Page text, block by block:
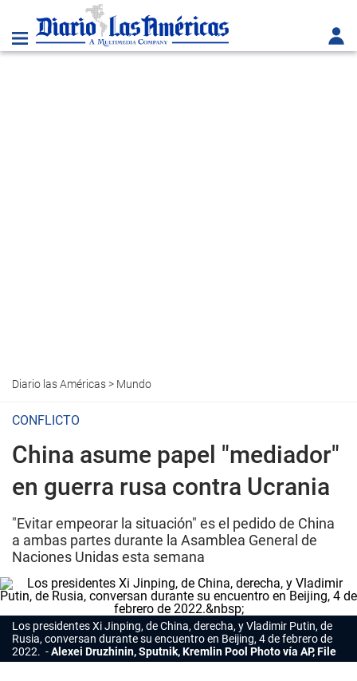
Diario las Américas> Mundo
CONFLICTO
China asume papel "mediador"
en guerra rusa contra Ucrania
"Evitar empeorar la situación" es el pedido de China
a ambas partes durante la Asamblea General de
Naciones Unidas esta semana
Los presidentes Xi Jinping, de China, derecha, y Vladimir Putin, de
Rusia, conversan durante su encuentro en Beijing, 4 de febrero de
2022.
Alexei Druzhinin, Sputnik, Kremlin Pool Photo vía AP, File